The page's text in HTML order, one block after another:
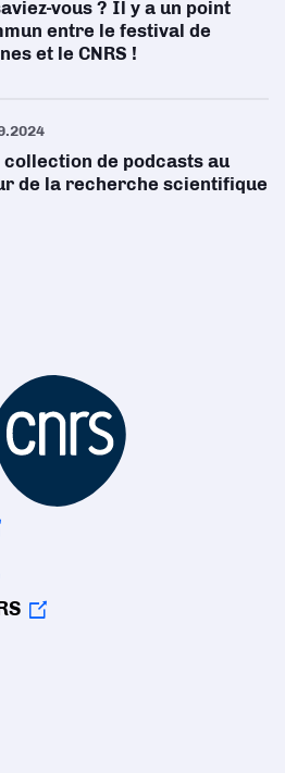
vous ? Il y a un point
entre le festival de
et le CNRS !
collection de podcasts au
de la recherche scientifique